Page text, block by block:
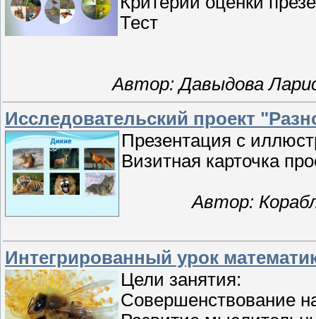
Тест
Автор: Давыдова
Исследовательский проект
Презентация с
Визитная карточка
Автор:
Интегрированный урок
Цели занятия:
Совершенствование